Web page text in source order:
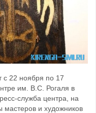
с 22 ноября по 17
им. В.С. Рогаля в
служба центра, на
мастеров и художников